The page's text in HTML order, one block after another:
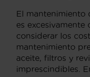
El mantenimiento
es
considerar los
mantenimiento
aceite, filtros y
imprescindibles.